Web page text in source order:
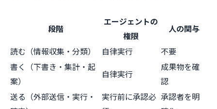
段階
エージェントの
権限
人の関与
読む（情報収集・分類） 自律実行
不要
書く（下書き・集計・起
案）
自律実行
成果物を確
認
送る（外部送信・実行・
実行前に承認必 承認者を明